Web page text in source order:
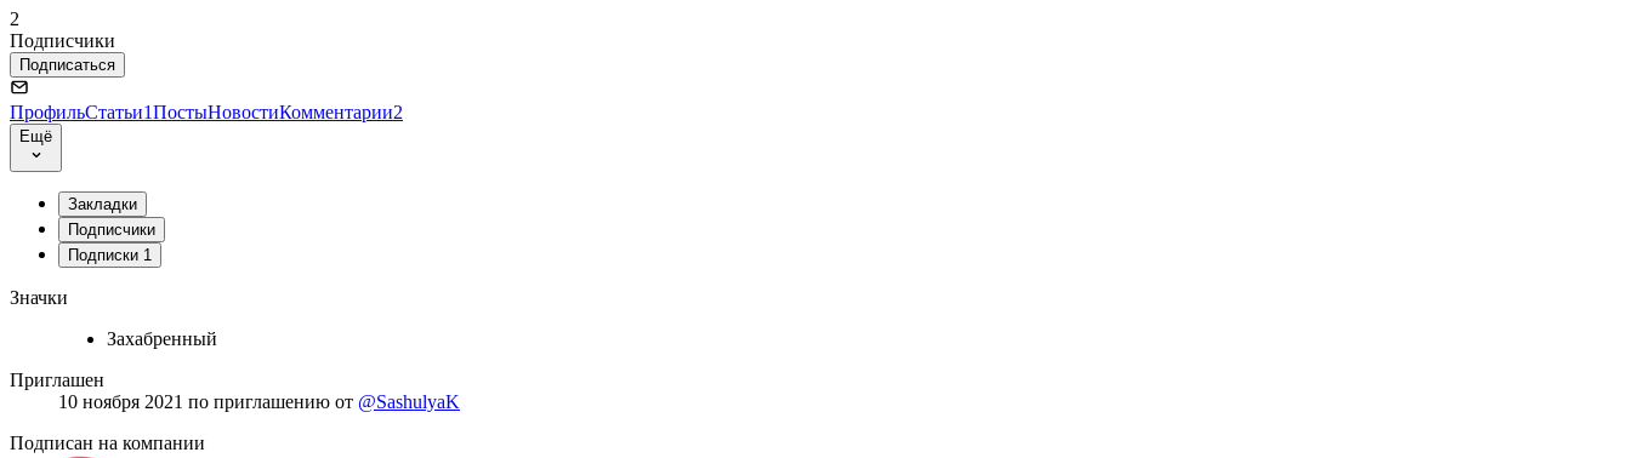
2
Подписчики
Подписаться
ПрофильСтатьи1ПостыНовостиКомментарии2
Ещё
Закладки
Подписчики
Подписки 1
Значки
Захабренный
Приглашен
10 ноября 2021 по приглашению от @SashulyaK
Подписан на компании